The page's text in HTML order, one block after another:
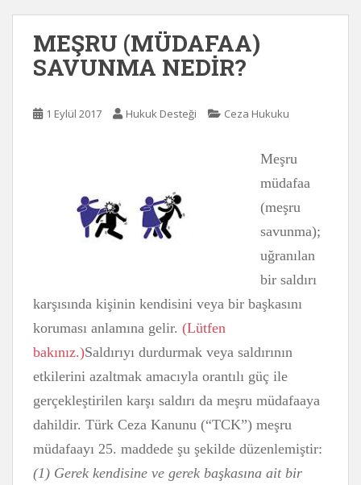
MEŞRU (MÜDAFAA)
SAVUNMA NEDİR?
1 Eylül 2017 Hukuk Desteği Ceza Hukuku
Meşru
müdafaa
(meşru
savunma);
uğranılan
bir saldırı
karşısında kişinin kendisini veya bir başkasını
koruması anlamına gelir. (Lütfen
bakınız.)Saldırıyı durdurmak veya saldırının
etkilerini azaltmak amacıyla orantılı güç ile
gerçekleştirilen karşı saldırı da meşru müdafaaya
dahildir. Türk Ceza Kanunu (“TCK”) meşru
müdafaayı 25. maddede şu şekilde düzenlemiştir:
(1) Gerek kendisine ve gerek başkasına ait bir